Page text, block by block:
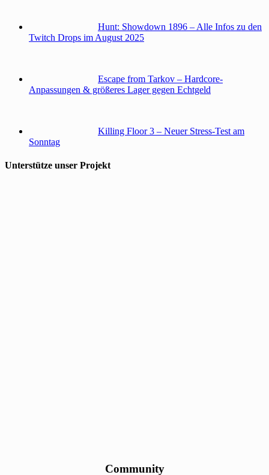
Hunt: Showdown 1896 – Alle Infos zu den
Twitch Drops im August 2025
Escape from Tarkov – Hardcore-
Anpassungen & größeres Lager gegen Echtgeld
Killing Floor 3 – Neuer Stress-Test am
Sonntag
Unterstütze unser Projekt
Community